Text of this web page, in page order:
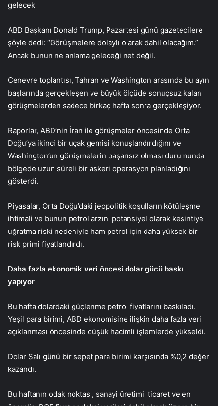
gelecek.
ABD Başkanı Donald Trump, Pazartesi günü gazetecilere
şöyle dedi: “Görüşmelere dolaylı olarak dahil olacağım.”
Ancak bunun ne anlama geleceği net değil.
Cenevre toplantısı, Tahran ve Washington arasında bu ayın
başlarında gerçekleşen ve büyük ölçüde sonuçsuz kalan
görüşmelerden sadece birkaç hafta sonra gerçekleşiyor.
Raporlar, ABD’nin İran ile görüşmeler öncesinde Orta
Doğu’ya ikinci bir uçak gemisi konuşlandırdığını ve
Washington’un görüşmelerin başarısız olması durumunda
bölgede uzun süreli bir askeri operasyon planladığını
gösterdi.
Piyasalar, Orta Doğu’daki jeopolitik koşulların kötüleşme
ihtimali ve bunun petrol arzını potansiyel olarak kesintiye
uğratma riski nedeniyle ham petrol için daha yüksek bir
risk primi fiyatlandırdı.
Daha fazla ekonomik veri öncesi dolar gücü baskı
yapıyor
Bu hafta dolardaki güçlenme petrol fiyatlarını baskıladı.
Yeşil para birimi, ABD ekonomisine ilişkin daha fazla veri
açıklanması öncesinde düşük hacimli işlemlerde yükseldi.
Dolar Salı günü bir sepet para birimi karşısında %0,2 değer
kazandı.
Bu haftanın odak noktası, sanayi üretimi, ticaret ve en